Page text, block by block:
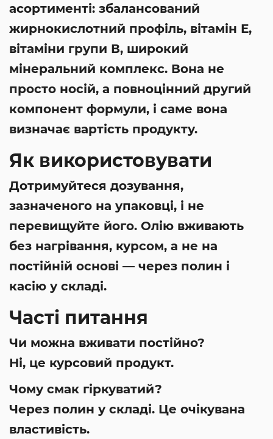
асортименті: збалансований
жирнокислотний профіль, вітамін Е,
вітаміни групи В, широкий
мінеральний комплекс. Вона не
просто носій, а повноцінний другий
компонент формули, і саме вона
визначає вартість продукту.
Як використовувати
Дотримуйтеся дозування,
зазначеного на упаковці, і не
перевищуйте його. Олію вживають
без нагрівання, курсом, а не на
постійній основі — через полин і
касію у складі.
Часті питання
Чи можна вживати постійно?
Ні, це курсовий продукт.
Чому смак гіркуватий?
Через полин у складі. Це очікувана
властивість.